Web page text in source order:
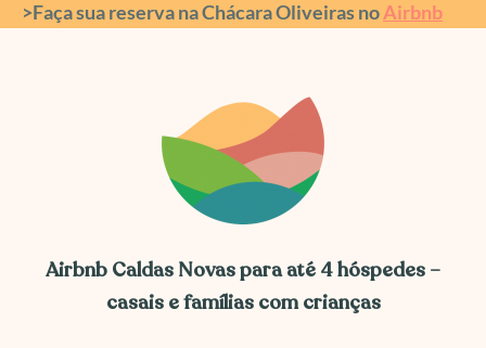
>Faça sua reserva na Chácara Oliveiras noAirbnb
Airbnb Caldas Novas para até 4 hóspedes –
casais e famílias com crianças